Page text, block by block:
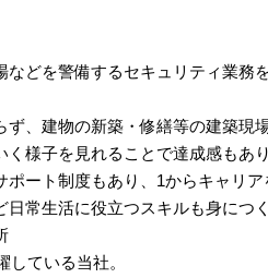
どを警備するセキュリティ業務
、建物の新築・修繕等の建築現
様子を見れることで達成感もあ
ート制度もあり、1からキャリア
常生活に役立つスキルも身につく
している当社。